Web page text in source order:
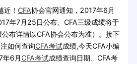
！ CFA协会官网通知，2017年6月
年7月25日公布、CFA三级成绩将于
布详情以CFA协会公布为准）。接下
如何查询CFA考试成绩,今天CFA小编
年6月 CFA考试成绩查询日期、CFA考